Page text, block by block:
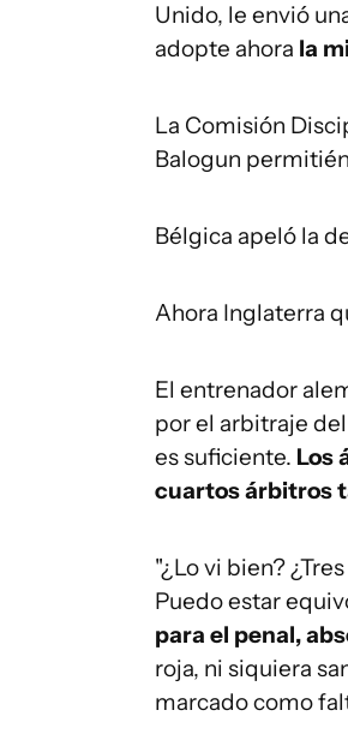
Unido, le envió
adopte ahora la
La Comisión
Balogun
Bélgica apeló la
Ahora Inglaterra
El entrenador
por el arbitraje
es suficiente. Los
cuartos árbitros
"¿Lo vi bien?
Puedo estar
para el penal,
roja, ni siquiera
marcado como